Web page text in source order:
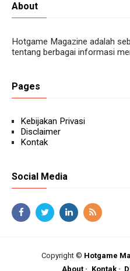
About
Hotgame Magazine adalah
tentang berbagai informasi
Pages
Kebijakan Privasi
Disclaimer
Kontak
Social Media
Copyright © Hotgame
About
Kontak